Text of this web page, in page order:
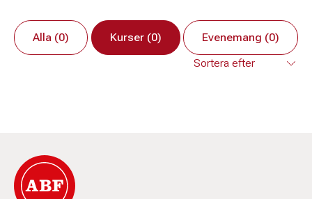
Alla (0) Kurser (0) Evenemang (0)